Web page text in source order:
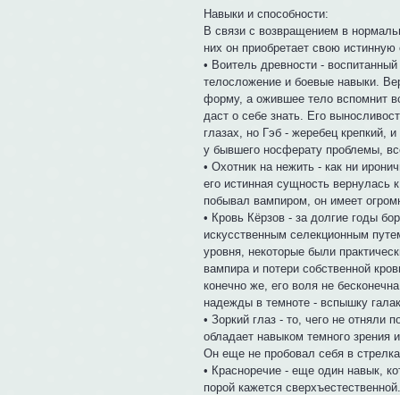
Навыки и способности:
В связи с возвращением в
них он приобретает свою
• Воитель древности -
телосложение и боевые навыки.
форму, а ожившее тело вспомнит
даст о себе знать. Его
глазах, но Гэб - жеребец крепкий,
у бывшего носферату проблемы,
• Охотник на нежить - как ни
его истинная сущность вернулась
побывал вампиром, он имеет
• Кровь Кёрзов - за долгие годы
искусственным селекционным
уровня, некоторые были
вампира и потери собственной
конечно же, его воля не
надежды в темноте - вспышку
• Зоркий глаз - то, чего не отняли
обладает навыком темного зрения
Он еще не пробовал себя в
• Красноречие - еще один навык,
порой кажется